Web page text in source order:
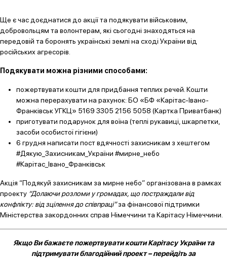
Ще є час доєднатися до акції та подякувати військовим,
добровольцям та волонтерам, які сьогодні знаходяться на
передовій та боронять українські землі на сході України від
російських агресорів.
Подякувати можна різними способами:
пожертвувати кошти для придбання теплих речей. Кошти
можна перерахувати на рахунок: БО «БФ «Карітас-Івано-
Франківськ УГКЦ» 5169 3305 2156 5058 (Картка Приватбанк)
приготувати подарунок для воїна (теплі рукавиці, шкарпетки,
засоби особистої гігієни)
6 грудня написати пост вдячності захисникам з хештегом
#Дякую_Захисникам_України #мирне_небо
#Карітас_Івано_Франківськ
Акція “Подякуй захисникам за мирне небо” організована в рамках
проекту “Долаючи розломи у громадах, що постраждали від
конфлікту: від зцілення до співпраці”за фінансової підтримки
Міністерства закордонних справ Німеччини та Карітасу Німеччини.
Якщо Ви бажаєте пожертвувати кошти Карітасу України та
підтримувати благодійний проект – перейдіть за